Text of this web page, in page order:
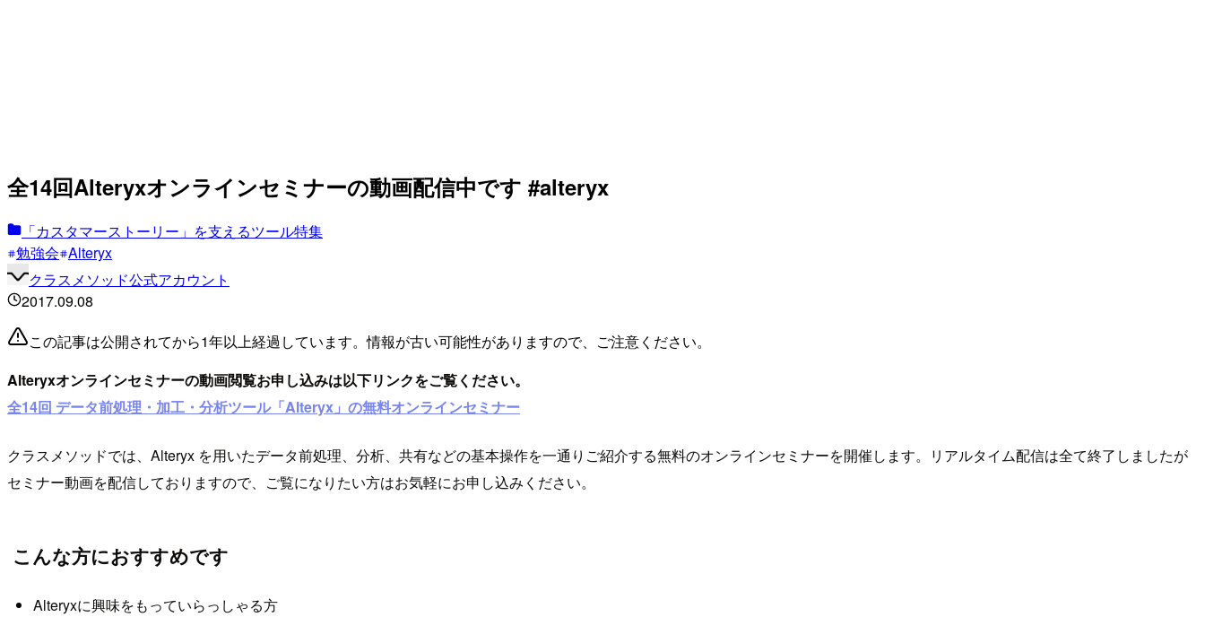
全14回Alteryxオンラインセミナーの動画配信中です #alteryx
「カスタマーストーリー」を支えるツール特集
勉強会 Alteryx
クラスメソッド公式アカウント
2017.09.08
この記事は公開されてから1年以上経過しています。情報が古い可能性がありますので、ご注意ください。
Alteryxオンラインセミナーの動画閲覧お申し込みは以下リンクをご覧ください。
全14回 データ前処理・加工・分析ツール「Alteryx」の無料オンラインセミナー
クラスメソッドでは、Alteryx を用いたデータ前処理、分析、共有などの基本操作を一通りご紹介する無料のオンラインセミナーを開催します。リアルタイム配信は全て終了しましたが
セミナー動画を配信しておりますので、ご覧になりたい方はお気軽にお申し込みください。
こんな方におすすめです
Alteryxに興味をもっていらっしゃる方